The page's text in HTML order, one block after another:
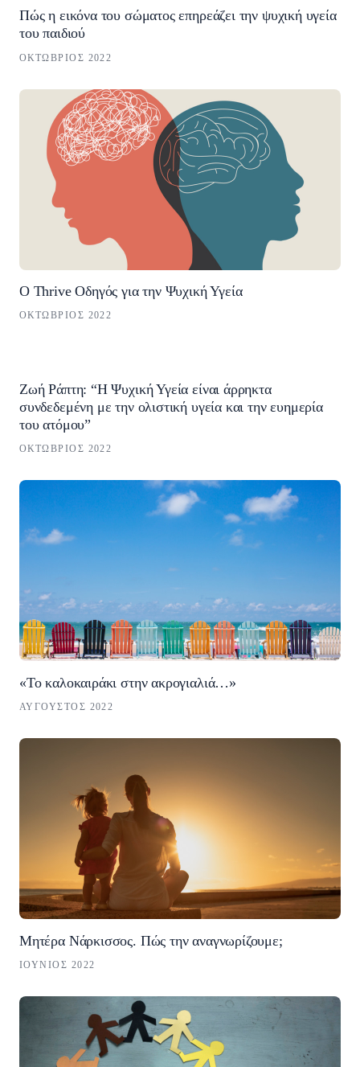
Πώς η εικόνα του σώματος επηρεάζει την ψυχική υγεία
του παιδιού
ΟΚΤΏΒΡΙΟΣ 2022
Ο Thrive Οδηγός για την Ψυχική Υγεία
ΟΚΤΏΒΡΙΟΣ 2022
Ζωή Ράπτη: “Η Ψυχική Υγεία είναι άρρηκτα
συνδεδεμένη με την ολιστική υγεία και την ευημερία
του ατόμου”
ΟΚΤΏΒΡΙΟΣ 2022
«Το καλοκαιράκι στην ακρογιαλιά…»
ΑΎΓΟΥΣΤΟΣ 2022
Μητέρα Νάρκισσος. Πώς την αναγνωρίζουμε;
ΙΟΎΝΙΟΣ 2022